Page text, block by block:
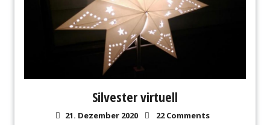
Silvester virtuell
21. Dezember 2020 22 Comments